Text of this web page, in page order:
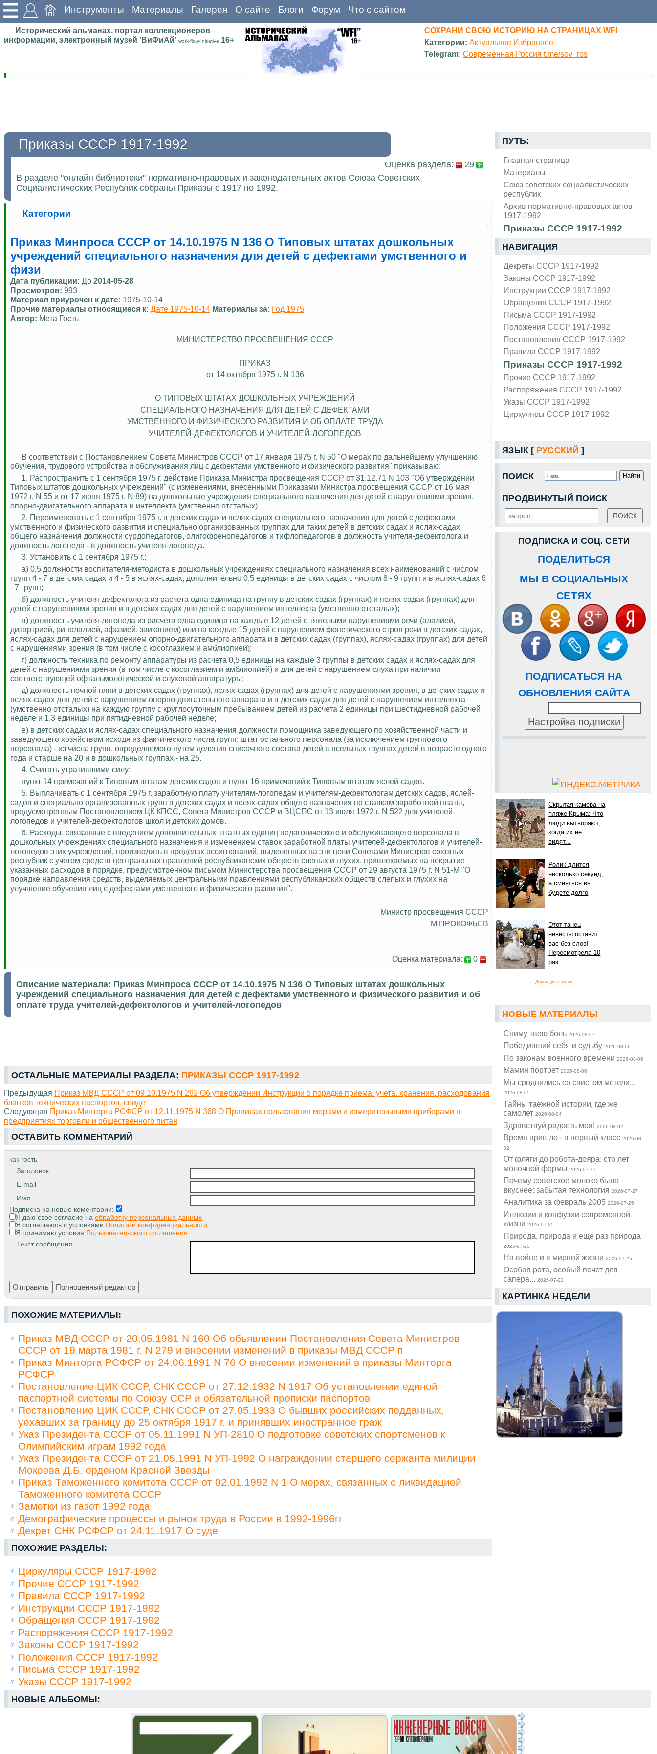
Инструменты Материалы Галерея О сайте Блоги Форум Что с сайтом
Исторический альманах, портал коллекционеров
информации, электронный музей 'ВиФиАй' work-flow-Initiative 16+
СОХРАНИ СВОЮ ИСТОРИЮ НА СТРАНИЦАХ WFI
Категории: Актуальное Избранное
Telegram: Современная Россия t.me/sov_ros
ПУТЬ:
Главная страница
Материалы
Союз советских социалистических
республик
Архив нормативно-правовых актов
1917-1992
Приказы СССР 1917-1992
НАВИГАЦИЯ
Декреты СССР 1917-1992
Законы СССР 1917-1992
Инструкции СССР 1917-1992
Обращения СССР 1917-1992
Письма СССР 1917-1992
Положения СССР 1917-1992
Постановления СССР 1917-1992
Правила СССР 1917-1992
Приказы СССР 1917-1992
Прочие СССР 1917-1992
Распоряжения СССР 1917-1992
Указы СССР 1917-1992
Циркуляры СССР 1917-1992
ЯЗЫК [ РУССКИЙ ]
ПОИСК
ПРОДВИНУТЫЙ ПОИСК
ПОДПИСКА И СОЦ. СЕТИ
ПОДЕЛИТЬСЯ
МЫ В СОЦИАЛЬНЫХ
СЕТЯХ
ПОДПИСАТЬСЯ НА
ОБНОВЛЕНИЯ САЙТА
Скрытая камера на
пляже Крыма: Что
люди вытворяют,
когда их не
видят...
Ролик длится
несколько секунд,
а смеяться вы
будете долго
Этот танец
невесты оставит
вас без слов!
Пересмотрела 10
раз
Доход для сайтов
НОВЫЕ МАТЕРИАЛЫ
Cниму твою боль2026-08-07
Победивший себя и судьбу2026-08-06
По законам военного времени2026-08-06
Мамин портрет2026-08-06
Мы сроднились со свистом метели...
2026-08-05
Тайны таежной истории, где же
самолет2026-08-04
Здравствуй радость моя!2026-08-02
Время пришло - в первый класс2026-08-
02
От фляги до робота-дояра: сто лет
молочной фермы2026-07-27
Почему советское молоко было
вкуснее: забытая технология2026-07-27
Аналитика за февраль 20052026-07-25
Иллюзии и конфузии современной
жизни2026-07-25
Природа, природа и еще раз природа
2026-07-25
На войне и в мирной жизни2026-07-25
Особая рота, особый почет для
сапера...2026-07-22
КАРТИНКА НЕДЕЛИ
Приказы СССР 1917-1992
Оценка раздела:
29
В разделе "онлайн библиотеки" нормативно-правовых и законодательных актов Союза Советских
Социалистических Республик собраны Приказы с 1917 по 1992.
Категории
Приказ Минпроса СССР от 14.10.1975 N 136 О Типовых штатах дошкольных
учреждений специального назначения для детей с дефектами умственного и
физи
Дата публикации: До 2014-05-28
Просмотров: 993
Материал приурочен к дате: 1975-10-14
Прочие материалы относящиеся к: Дате 1975-10-14 Материалы за: Год 1975
Автор: Мета Гость
МИНИСТЕРСТВО ПРОСВЕЩЕНИЯ СССР
ПРИКАЗ
от 14 октября 1975 г. N 136
О ТИПОВЫХ ШТАТАХ ДОШКОЛЬНЫХ УЧРЕЖДЕНИЙ
СПЕЦИАЛЬНОГО НАЗНАЧЕНИЯ ДЛЯ ДЕТЕЙ С ДЕФЕКТАМИ
УМСТВЕННОГО И ФИЗИЧЕСКОГО РАЗВИТИЯ И ОБ ОПЛАТЕ ТРУДА
УЧИТЕЛЕЙ-ДЕФЕКТОЛОГОВ И УЧИТЕЛЕЙ-ЛОГОПЕДОВ
В соответствии с Постановлением Совета Министров СССР от 17 января 1975 г. N 50 "О мерах по дальнейшему улучшению
обучения, трудового устройства и обслуживания лиц с дефектами умственного и физического развития" приказываю:
1. Распространить с 1 сентября 1975 г. действие Приказа Министра просвещения СССР от 31.12.71 N 103 "Об утверждении
Типовых штатов дошкольных учреждений" (с изменениями, внесенными Приказами Министра просвещения СССР от 16 мая
1972 г. N 55 и от 17 июня 1975 г. N 89) на дошкольные учреждения специального назначения для детей с нарушениями зрения,
опорно-двигательного аппарата и интеллекта (умственно отсталых).
2. Переименовать с 1 сентября 1975 г. в детских садах и яслях-садах специального назначения для детей с дефектами
умственного и физического развития и специально организованных группах для таких детей в детских садах и яслях-садах
общего назначения должности сурдопедагогов, олигофренопедагогов и тифлопедагогов в должность учителя-дефектолога и
должность логопеда - в должность учителя-логопеда.
3. Установить с 1 сентября 1975 г.:
а) 0,5 должности воспитателя-методиста в дошкольных учреждениях специального назначения всех наименований с числом
групп 4 - 7 в детских садах и 4 - 5 в яслях-садах, дополнительно 0,5 единицы в детских садах с числом 8 - 9 групп и в яслях-садах 6
- 7 групп;
б) должность учителя-дефектолога из расчета одна единица на группу в детских садах (группах) и яслях-садах (группах) для
детей с нарушениями зрения и в детских садах для детей с нарушением интеллекта (умственно отсталых);
в) должность учителя-логопеда из расчета одна единица на каждые 12 детей с тяжелыми нарушениями речи (алалией,
дизартрией, ринолалией , афазией, заиканием) или на каждые 15 детей с нарушением фонетического строя речи в детских садах,
яслях-садах для детей с нарушением опорно-двигательного аппарата и в детских садах (группах), яслях-садах (группах) для детей
с нарушениями зрения (в том числе с косоглазием и амблиопией);
г) должность техника по ремонту аппаратуры из расчета 0,5 единицы на каждые 3 группы в детских садах и яслях-садах для
детей с нарушениями зрения (в том числе с косоглазием и амблиопией) и для детей с нарушением слуха при наличии
соответствующей офтальмологической и слуховой аппаратуры;
д) должность ночной няни в детских садах (группах), яслях-садах (группах) для детей с нарушениями зрения, в детских садах и
яслях-садах для детей с нарушением опорно-двигательного аппарата и в детских садах для детей с нарушением интеллекта
(умственно отсталых) на каждую группу с круглосуточным пребыванием детей из расчета 2 единицы при шестидневной рабочей
неделе и 1,3 единицы при пятидневной рабочей неделе;
е) в детских садах и яслях-садах специального назначения должности помощника заведующего по хозяйственной части и
заведующего хозяйством исходя из фактического числа групп; штат остального персонала (за исключением группового
персонала) - из числа групп, определяемого путем деления списочного состава детей в ясельных группах детей в возрасте одного
года и старше на 20 и в дошкольных группах - на 25.
4. Считать утратившими силу:
пункт 14 примечаний к Типовым штатам детских садов и пункт 16 примечаний к Типовым штатам яслей-садов.
5. Выплачивать с 1 сентября 1975 г. заработную плату учителям-логопедам и учителям-дефектологам детских садов, яслей-
садов и специально организованных групп в детских садах и яслях-садах общего назначения по ставкам заработной платы,
предусмотренным Постановлением ЦК КПСС, Совета Министров СССР и ВЦСПС от 13 июля 1972 г. N 522 для учителей-
логопедов и учителей-дефектологов школ и детских домов.
6. Расходы, связанные с введением дополнительных штатных единиц педагогического и обслуживающего персонала в
дошкольных учреждениях специального назначения и изменением ставок заработной платы учителей-дефектологов и учителей-
логопедов этих учреждений, производить в пределах ассигнований, выделенных на эти цели Советами Министров союзных
республик с учетом средств центральных правлений республиканских обществ слепых и глухих, привлекаемых на покрытие
указанных расходов в порядке, предусмотренном письмом Министерства просвещения СССР от 29 августа 1975 г. N 51-М "О
порядке направления средств, выделяемых центральными правлениями республиканских обществ слепых и глухих на
улучшение обучения лиц с дефектами умственного и физического развития".
Министр просвещения СССР
М.ПРОКОФЬЕВ
Оценка материала: 0
Описание материала: Приказ Минпроса СССР от 14.10.1975 N 136 О Типовых штатах дошкольных
учреждений специального назначения для детей с дефектами умственного и физического развития и об
оплате труда учителей-дефектологов и учителей-логопедов
ОСТАЛЬНЫЕ МАТЕРИАЛЫ РАЗДЕЛА: ПРИКАЗЫ СССР 1917-1992
Предыдущая Приказ МВД СССР от 09.10.1975 N 262 Об утверждении Инструкции о порядке приема. учета. хранения. расходования
бланков технических паспортов. свиде
Следующая Приказ Минторга РСФСР от 12.11.1975 N 368 О Правилах пользования мерами и измерительными приборами в
предприятиях торговли и общественного питан
ОСТАВИТЬ КОММЕНТАРИЙ
как гость
Заголовок
E-mail
Имя
Подписка на новые коментарии:
Я даю свое согласие на обработку персональных данных
Я соглашаюсь с условиями Политики конфиденциальности
Я принимаю условия Пользовательского соглашения
Текст сообщения
ПОХОЖИЕ МАТЕРИАЛЫ:
Приказ МВД СССР от 20.05.1981 N 160 Об объявлении Постановления Совета Министров
СССР от 19 марта 1981 г. N 279 и внесении изменений в приказы МВД СССР п
Приказ Минторга РСФСР от 24.06.1991 N 76 О внесении изменений в приказы Минторга
РСФСР
Постановление ЦИК СССР, СНК СССР от 27.12.1932 N 1917 Об установлении единой
паспортной системы по Союзу ССР и обязательной прописки паспортов
Постановление ЦИК СССР, СНК СССР от 27.05.1933 О бывших российских подданных,
уехавших за границу до 25 октября 1917 г. и принявших иностранное граж
Указ Президента СССР от 05.11.1991 N УП-2810 О подготовке советских спортсменов к
Олимпийским играм 1992 года
Указ Президента СССР от 21.05.1991 N УП-1992 О награждении старшего сержанта милиции
Мокоева Д.Б. орденом Красной Звезды
Приказ Таможенного комитета СССР от 02.01.1992 N 1 О мерах, связанных с ликвидацией
Таможенного комитета СССР
Заметки из газет 1992 года
Демографические процессы и рынок труда в России в 1992-1996гг
Декрет СНК РСФСР от 24.11.1917 О суде
ПОХОЖИЕ РАЗДЕЛЫ:
Циркуляры СССР 1917-1992
Прочие СССР 1917-1992
Правила СССР 1917-1992
Инструкции СССР 1917-1992
Обращения СССР 1917-1992
Распоряжения СССР 1917-1992
Законы СССР 1917-1992
Положения СССР 1917-1992
Письма СССР 1917-1992
Указы СССР 1917-1992
НОВЫЕ АЛЬБОМЫ: